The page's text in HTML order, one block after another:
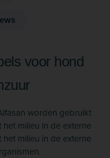
voor hond
worden gebruikt
milieu in de externe
milieu in de externe